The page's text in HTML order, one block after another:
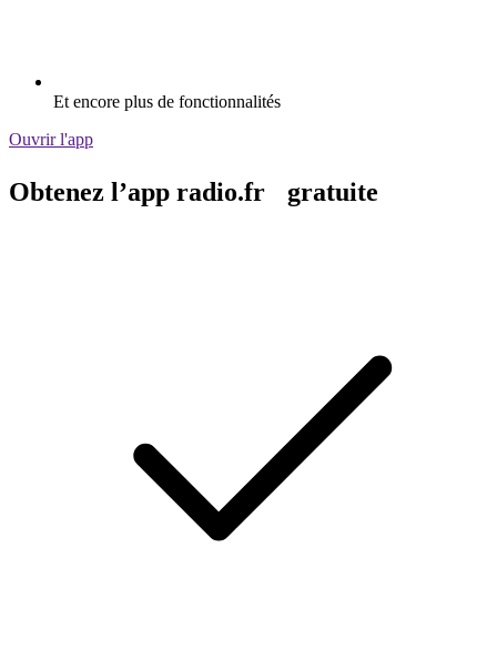
Et encore plus de fonctionnalités
Ouvrir l'app
Obtenez l’app radio.fr gratuite